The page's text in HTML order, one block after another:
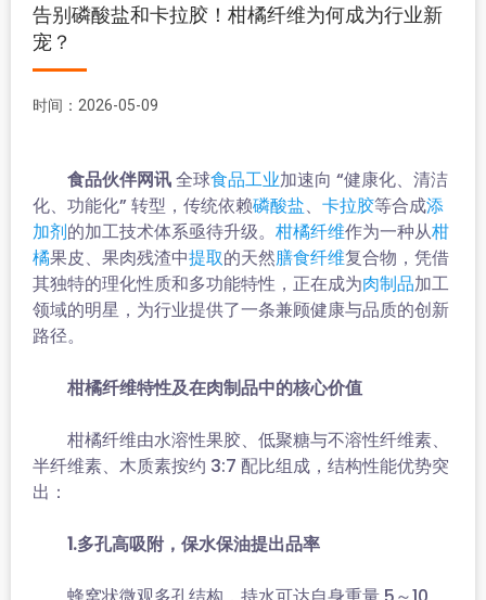
告别磷酸盐和卡拉胶！柑橘纤维为何成为行业新
宠？
时间：2026-05-09
食品伙伴网讯全球食品工业加速向 “健康化、清洁
化、功能化” 转型，传统依赖磷酸盐、 卡拉胶等合成添
加剂的加工技术体系亟待升级。 柑橘纤维作为一种从柑
橘果皮、果肉残渣中提取的天然膳食纤维复合物，凭借
其独特的理化性质和多功能特性，正在成为肉制品加工
领域的明星，为行业提供了一条兼顾健康与品质的创新
路径。
柑橘纤维特性及在肉制品中的核心价值
柑橘纤维由水溶性果胶、低聚糖与不溶性纤维素、
半纤维素、木质素按约 3:7 配比组成，结构性能优势突
出：
1.多孔高吸附，保水保油提出品率